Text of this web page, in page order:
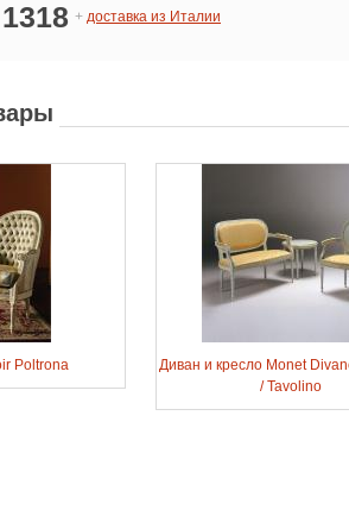
1318 + доставка из Италии
Poltrona
Диван и кресло Monet
/ Tavolino